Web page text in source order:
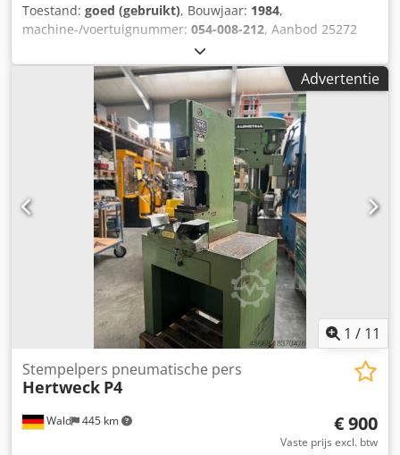
Toestand: goed (gebruikt), Bouwjaar: 1984,
machine-/voertuignummer: 054-008-212, Aanbod 25272
Technische gegevens: - Max. perskracht: 25 t - Max. slag
van de ram: 500 mm Crodpfx Aloy Ewtrjfef - Slagsnelheid: 0
- 2,4 m/min - Terugloop: 0 - 12 m/min - Inbouwhoogte: 800
mm - C-gat diepte tot midden van de ram: 360 mm -
Klembereik ram: 440 x 360 mm - Klempen ram: 40 mm -
Tafelmaten: 630 x 500 mm - Tafelboring / doorbraak: 180
mm - Elektrisch voetschakelaar - 2-handig
bedieningspaneel - Aandrijving: 400 V / 8,75 kW -
Benodigde ruimte ca.: B 800 x H 2750 x D 1150 mm -
Gewicht ca.: 2000 kg
Advertentie
1 / 11
Wald 445 km
Stempelpers pneumatische pers
Hertweck P4
€ 900
Vaste prijs excl. btw